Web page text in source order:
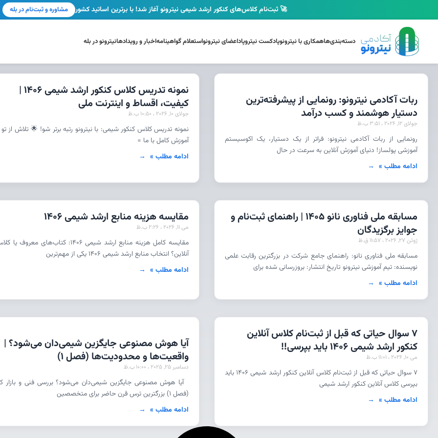
دسته‌بندی‌هاهمکاری با نیترونوپادکست نیتروپاداعضای نیترونواستعلام گواهینامهاخبار و رویدادهانیترونو در بله
ربات آکادمی نیترونو: رونمایی از پیشرفته‌ترین
دستیار هوشمند و کسب درآمد
جولای 12, 2026 3:51 ب.ظ
رونمایی از ربات آکادمی نیترونو: فراتر از یک دستیار، یک اکوسیستم
آموزشی پولساز! دنیای آموزش آنلاین به سرعت در حال
ادامه مطلب »
نمونه تدریس کلاس کنکور ارشد شیمی 1406 |
کیفیت، اقساط و اینترنت ملی
جولای 10, 2026
نمونه تدریس کلاس کنکور شیمی: با نیترونو رتبه برتر شو! 🌟 تلاش از
آموزش کامل با ما =
ادامه مطلب »
مسابقه ملی فناوری نانو 1405 | راهنمای ثبت‌نام و
جوایز برگزیدگان
ژوئن 27, 2026
مسابقه ملی فناوری نانو: راهنمای جامع شرکت در بزرگترین رقابت علمی
نویسنده: تیم آموزشی نیترونو تاریخ انتشار: بروزرسانی شده برای
ادامه مطلب »
مقایسه هزینه منابع ارشد شیمی 1406
می 11, 2026
مقایسه کامل هزینه منابع ارشد شیمی 1406: کتاب‌های معروف
آنلاین؟ انتخاب منابع ارشد شیمی ۱۴۰۶ یکی از مهم‌ترین
ادامه مطلب »
7 سوال حیاتی که قبل از ثبت‌نام کلاس آنلاین
کنکور ارشد شیمی ۱۴۰۶ باید بپرسی!!
می 10, 2026 11:01 ب.ظ
۷ سوال حیاتی که قبل از ثبت‌نام کلاس آنلاین کنکور ارشد شیمی ۱۴۰۶ باید
بپرسی کلاس آنلاین کنکور ارشد شیمی
ادامه مطلب »
آیا هوش مصنوعی جایگزین شیمی‌دان می‌شود؟ |
واقعیت‌ها و محدودیت‌ها (فصل 1)
دسامبر 25, 2025
آیا هوش مصنوعی جایگزین شیمی‌دان می‌شود؟ بررسی فنی و بازار
(فصل ۱) بزرگترین ترس قرن حاضر برای متخصصین
ادامه مطلب »
🚀 ثبت‌نام کلاس‌های کنکور ارشد شیمی نیترونو آغاز شد! با برترین اساتید کشور مشاوره و ثبت‌نام در بله